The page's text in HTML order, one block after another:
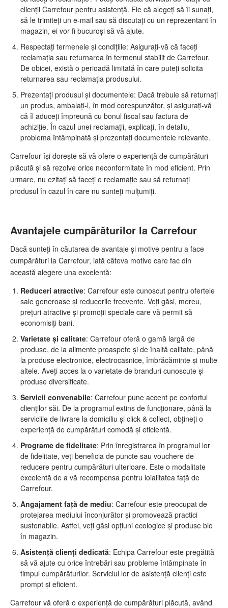
clienții Carrefour pentru asistență. Fie că alegeți să îi sunați,
să le trimiteți un e-mail sau să discutați cu un reprezentant în
magazin, ei vor fi bucuroși să vă ajute.
Respectați termenele și condițiile: Asigurați-vă că faceți
reclamația sau returnarea în termenul stabilit de Carrefour.
De obicei, există o perioadă limitată în care puteți solicita
returnarea sau reclamația produsului.
Prezentați produsul și documentele: Dacă trebuie să returnați
un produs, ambalați-l, în mod corespunzător, și asigurați-vă
că îl aduceți împreună cu bonul fiscal sau factura de
achiziție. În cazul unei reclamații, explicați, în detaliu,
problema întâmpinată și prezentați documentele relevante.
Carrefour își dorește să vă ofere o experiență de cumpărături
plăcută și să rezolve orice neconformitate în mod eficient. Prin
urmare, nu ezitați să faceți o reclamație sau să returnați
produsul în cazul în care nu sunteți mulțumiți.
Avantajele cumpărăturilor la Carrefour
Dacă sunteți în căutarea de avantaje și motive pentru a face
cumpărături la Carrefour, iată câteva motive care fac din
această alegere una excelentă:
Reduceri atractive: Carrefour este cunoscut pentru ofertele
sale generoase și reducerile frecvente. Veți găsi, mereu,
prețuri atractive și promoții speciale care vă permit să
economisiți bani.
Varietate și calitate: Carrefour oferă o gamă largă de
produse, de la alimente proaspete și de înaltă calitate, până
la produse electronice, electrocasnice, îmbrăcăminte și multe
altele. Aveți acces la o varietate de branduri cunoscute și
produse diversificate.
Servicii convenabile: Carrefour pune accent pe confortul
clienților săi. De la programul extins de funcționare, până la
serviciile de livrare la domiciliu și click & collect, obțineți o
experiență de cumpărături comodă și eficientă.
Programe de fidelitate: Prin înregistrarea în programul lor
de fidelitate, veți beneficia de puncte sau vouchere de
reducere pentru cumpărături ulterioare. Este o modalitate
excelentă de a vă recompensa pentru loialitatea față de
Carrefour.
Angajament față de mediu: Carrefour este preocupat de
protejarea mediului înconjurător și promovează practici
sustenabile. Astfel, veți găsi opțiuni ecologice și produse bio
în magazin.
Asistență clienți dedicată: Echipa Carrefour este pregătită
să vă ajute cu orice întrebări sau probleme întâmpinate în
timpul cumpărăturilor. Serviciul lor de asistență clienți este
prompt și eficient.
Carrefour vă oferă o experiență de cumpărături plăcută, având